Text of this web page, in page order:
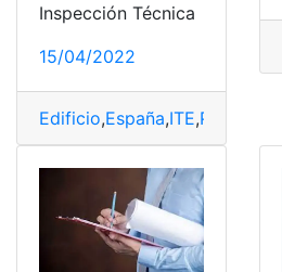
Inspección Técnica
15/04/2022
Edificio,España,ITE,Pasado